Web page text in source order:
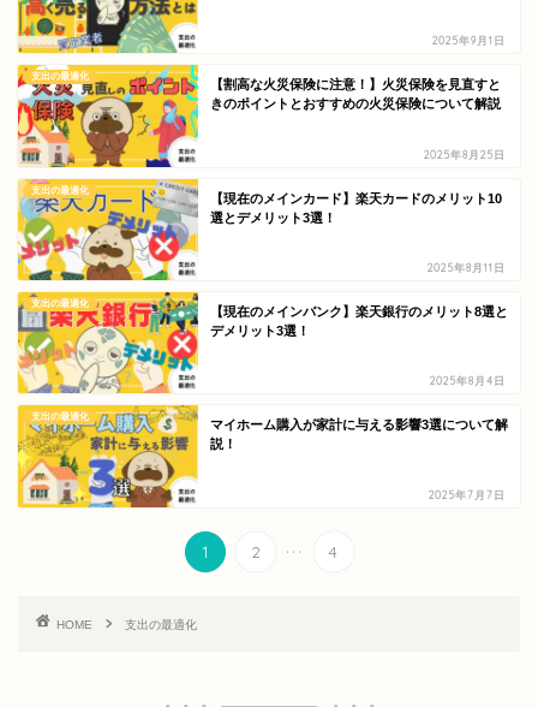
2025年9月1日
支出の最適化
【割高な火災保険に注意！】火災保険を見直すと
きのポイントとおすすめの火災保険について解説
2025年8月25日
支出の最適化
【現在のメインカード】楽天カードのメリット10
選とデメリット3選！
2025年8月11日
支出の最適化
【現在のメインバンク】楽天銀行のメリット8選と
デメリット3選！
2025年8月4日
支出の最適化
マイホーム購入が家計に与える影響3選について解
説！
2025年7月7日
1 2 ... 4
HOME 支出の最適化